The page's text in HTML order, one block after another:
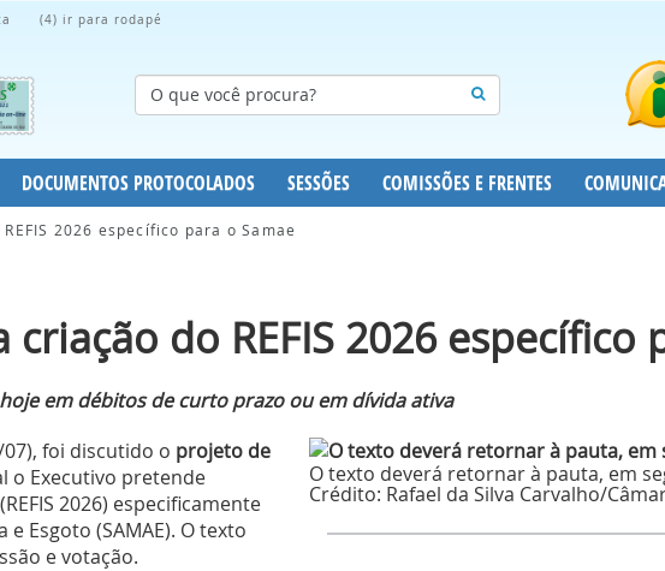
(4) ir para rodapé
DOCUMENTOS PROTOCOLADOS SESSÕES COMISSÕES E FRENTES
2026 específico para o Samae
do REFIS 2026 específico
em débitos de curto prazo ou em dívida ativa
foi discutido o projeto de
o Executivo pretende
2026) especificamente
Esgoto (SAMAE). O texto
e votação.
O texto deverá retornar à pauta, em
Crédito: Rafael da Silva Carvalho/